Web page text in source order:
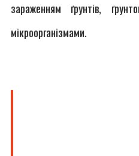
зараженням ґрунтів,
мікроорганізмами.